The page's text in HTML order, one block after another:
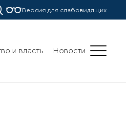
Версия для слабовидящих
и власть Новости